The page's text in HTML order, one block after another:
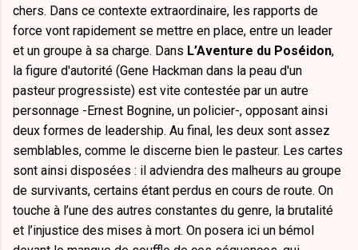
chers. Dans ce contexte extraordinaire, les rapports de
force vont rapidement se mettre en place, entre un leader
et un groupe à sa charge. Dans L’Aventure du Poséidon,
la figure d'autorité (Gene Hackman dans la peau d'un
pasteur progressiste) est vite contestée par un autre
personnage -Ernest Bognine, un policier-, opposant ainsi
deux formes de leadership. Au final, les deux sont assez
semblables, comme le discerne bien le pasteur. Les cartes
sont ainsi disposées : il adviendra des malheurs au groupe
de survivants, certains étant perdus en cours de route. On
touche à l’une des autres constantes du genre, la brutalité
et l’injustice des mises à mort. On posera ici un bémol